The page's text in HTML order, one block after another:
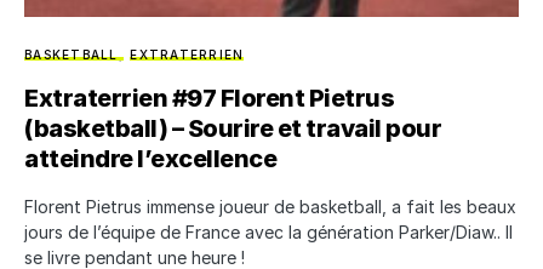
BASKETBALL EXTRATERRIEN
Extraterrien #97 Florent Pietrus
(basketball) – Sourire et travail pour
atteindre l’excellence
Florent Pietrus immense joueur de basketball, a fait les beaux
jours de l’équipe de France avec la génération Parker/Diaw.. Il
se livre pendant une heure !